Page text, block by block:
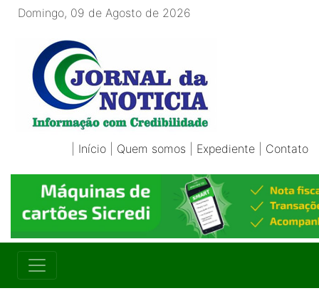
Domingo, 09 de Agosto de 2026
Início Quem somos Expediente Contato